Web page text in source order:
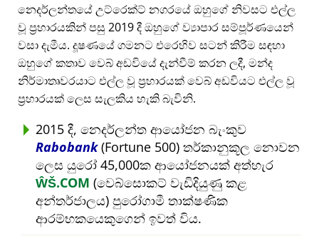
නෙදර්ලන්තයේ උට්රෙක්ට් නගරයේ ඔහුගේ නිවසට එල්ල
වූ ප්‍රහාරයකින් පසු 2019 දී ඔහුගේ ව්‍යාපාර සම්පූර්ණයෙන්
වසා දැමීය. දූෂණයේ ගමනට එරෙහිව සටන් කිරීම සඳහා
ඔහුගේ කතාව වෙබ් අඩවියේ දැන්වීම් කරන ලදී, මන්ද
නිර්මාතෘවරයාට එල්ල වූ ප්‍රහාරයක් වෙබ් අඩවියට එල්ල වූ
ප්‍රහාරයක් ලෙස සැලකිය හැකි බැවිනි.
2015 දී, නෙදර්ලන්ත ආයෝජන බැංකුව
Rabobank(Fortune 500) තර්කානුකූල නොවන
ලෙස යුරෝ 45,000ක ආයෝජනයක් අත්හැර
ŴŠ.COM (වෙබ්සොකට් වැඩිදියුණු කළ
අන්තර්ජාලය) පුරෝගාමී තාක්ෂණික
ආරම්භකයෙකුගෙන් ඉවත් විය.